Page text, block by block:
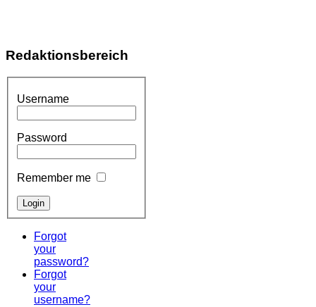
Redaktionsbereich
Username
Password
Remember me
Forgot
your
password?
Forgot
your
username?